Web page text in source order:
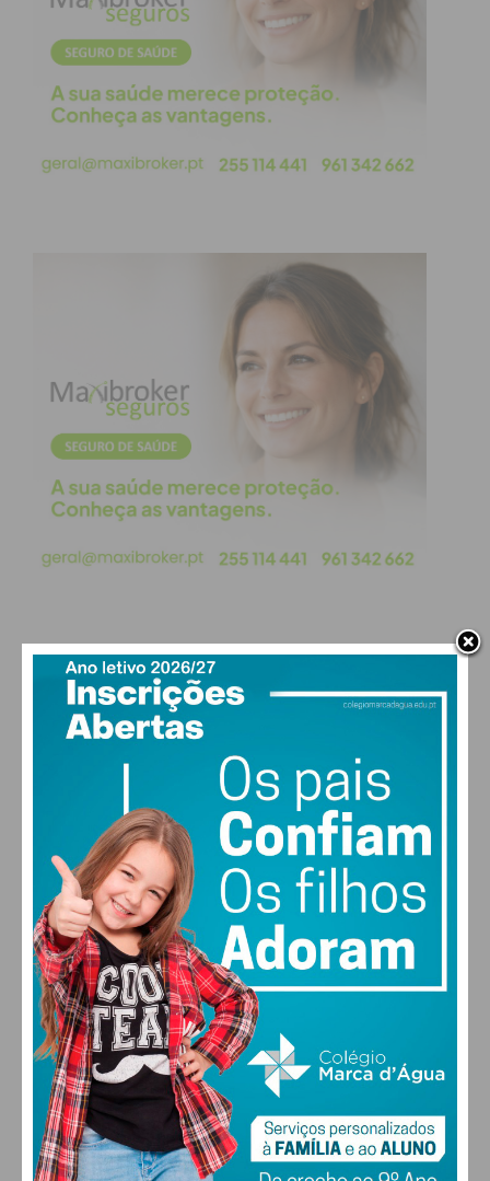
PAÇOS DE FERREIRA
16°
vento: 1m/s ENE
MAX 16 • MIN 16
30°
SEX
28
SÁB
27°
DOM
29
SEG
FARMACIAS DE SERVIÇO EM PAÇOS DE
FERREIRA